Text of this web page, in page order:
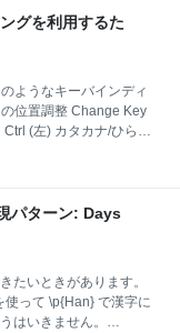
Level 1 (flexbox 仕様
ころ、「4.5. Implied
的な最小サイズ)
グを利用するた
ようなキーバインディ
位置調整 Change Key
(左) カタカナ/ひらが
ていは C:\Users\
(fset 'browser-back
パターン: Days
たいときがあります。
って \p{Han} で漢字に
はいきません。